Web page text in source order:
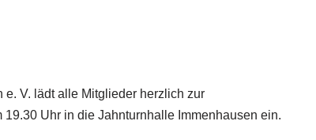
V. lädt alle Mitglieder herzlich zur
Uhr in die Jahnturnhalle Immenhausen ein.